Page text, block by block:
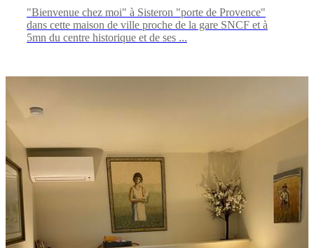
"Bienvenue chez moi" à Sisteron "porte de Provence"
dans cette maison de ville proche de la gare SNCF et à
5mn du centre historique et de ses ...